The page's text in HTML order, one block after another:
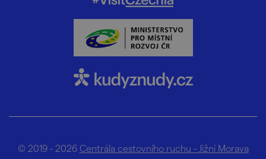
© 2019 - 2026 Centrála cestovního ruchu - Jižní Morava